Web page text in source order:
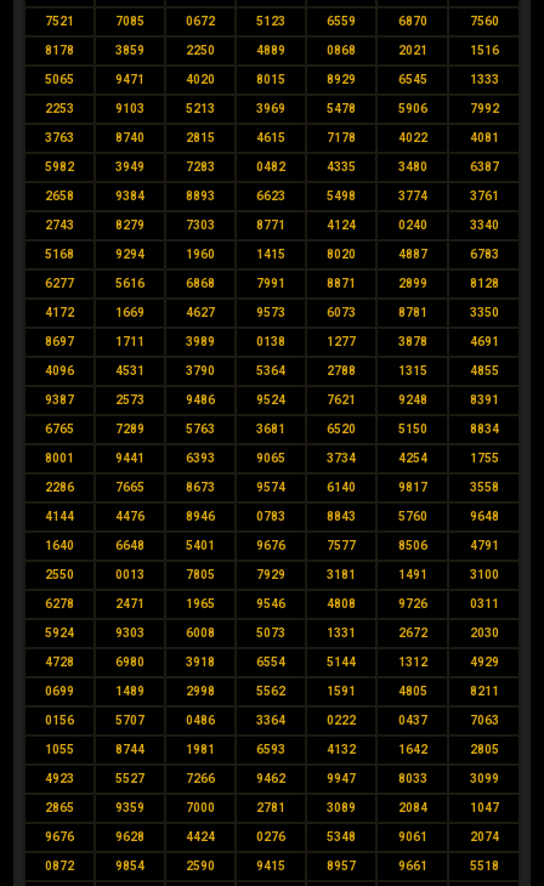
7521 7085 0672 5123 6559 6870 7560
8178 3859 2250 4889 0868 2021 1516
5065 9471 4020 8015 8929 6545 1333
2253 9103 5213 3969 5478 5906 7992
3763 8740 2815 4615 7178 4022 4081
5982 3949 7283 0482 4335 3480 6387
2658 9384 8893 6623 5498 3774 3761
2743 8279 7303 8771 4124 0240 3340
5168 9294 1960 1415 8020 4887 6783
6277 5616 6868 7991 8871 2899 8128
4172 1669 4627 9573 6073 8781 3350
8697 1711 3989 0138 1277 3878 4691
4096 4531 3790 5364 2788 1315 4855
9387 2573 9486 9524 7621 9248 8391
6765 7289 5763 3681 6520 5150 8834
8001 9441 6393 9065 3734 4254 1755
2286 7665 8673 9574 6140 9817 3558
4144 4476 8946 0783 8843 5760 9648
1640 6648 5401 9676 7577 8506 4791
2550 0013 7805 7929 3181 1491 3100
6278 2471 1965 9546 4808 9726 0311
5924 9303 6008 5073 1331 2672 2030
4728 6980 3918 6554 5144 1312 4929
0699 1489 2998 5562 1591 4805 8211
0156 5707 0486 3364 0222 0437 7063
1055 8744 1981 6593 4132 1642 2805
4923 5527 7266 9462 9947 8033 3099
2865 9359 7000 2781 3089 2084 1047
9676 9628 4424 0276 5348 9061 2074
0872 9854 2590 9415 8957 9661 5518